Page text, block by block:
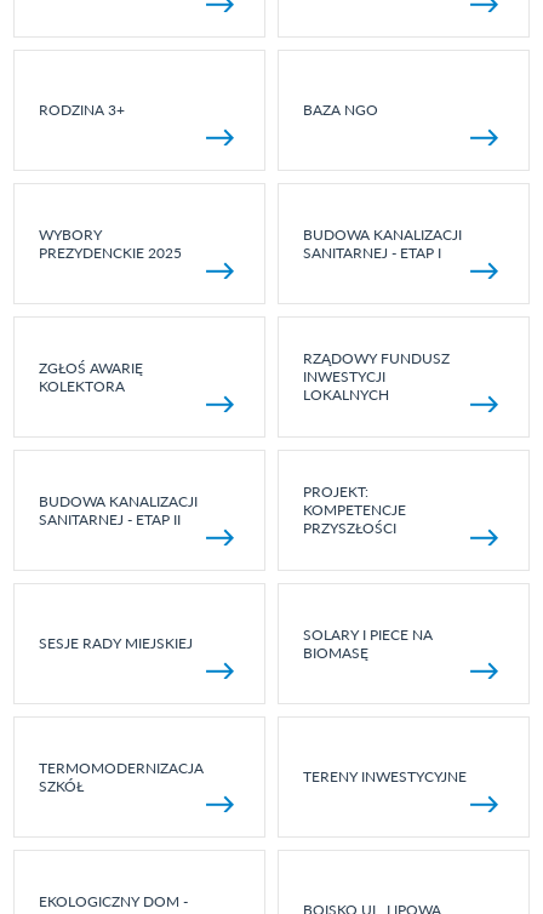
RODZINA 3+ BAZA NGO
WYBORY
PREZYDENCKIE 2025
BUDOWA KANALIZACJI
SANITARNEJ - ETAP I
ZGŁOŚ AWARIĘ
KOLEKTORA
RZĄDOWY FUNDUSZ
INWESTYCJI
LOKALNYCH
BUDOWA KANALIZACJI
SANITARNEJ - ETAP II
PROJEKT:
KOMPETENCJE
PRZYSZŁOŚCI
SESJE RADY MIEJSKIEJ
SOLARY I PIECE NA
BIOMASĘ
TERMOMODERNIZACJA
SZKÓŁ
TERENY INWESTYCYJNE
EKOLOGICZNY DOM -
BOISKO UL. LIPOWA